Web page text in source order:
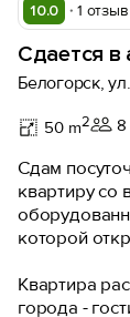
10.0 1 отзыв
Сдается в
Белогорск,
50 m2 8
Сдам
квартиру со
которой
Квартира
города -